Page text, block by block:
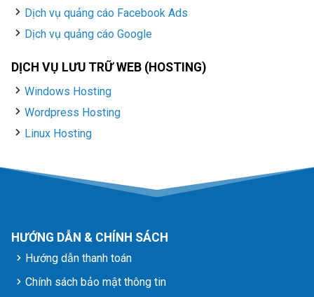
Dịch vụ quảng cáo Facebook Ads
Dịch vụ quảng cáo Google
DỊCH VỤ LƯU TRỮ WEB (HOSTING)
Windows Hosting
Wordpress Hosting
Linux Hosting
HƯỚNG DẪN & CHÍNH SÁCH
Hướng dẫn thanh toán
Chính sách bảo mật thông tin